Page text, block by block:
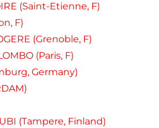
(Saint-Etienne, F)
F)
(Grenoble, F)
(Paris, F)
Germany)
(Tampere, Finland)